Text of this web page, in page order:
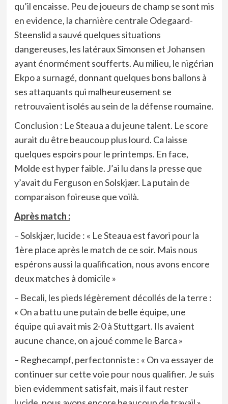
qu’il encaisse. Peu de joueurs de champ se sont mis
en evidence, la charnière centrale Odegaard-
Steenslid a sauvé quelques situations
dangereuses, les latéraux Simonsen et Johansen
ayant énormément soufferts. Au milieu, le nigérian
Ekpo a surnagé, donnant quelques bons ballons à
ses attaquants qui malheureusement se
retrouvaient isolés au sein de la défense roumaine.
Conclusion : Le Steaua a du jeune talent. Le score
aurait du être beaucoup plus lourd. Ca laisse
quelques espoirs pour le printemps. En face,
Molde est hyper faible. J’ai lu dans la presse que
y’avait du Ferguson en Solskjær. La putain de
comparaison foireuse que voilà.
Après match :
– Solskjær, lucide : « Le Steaua est favori pour la
1ère place après le match de ce soir. Mais nous
espérons aussi la qualification, nous avons encore
deux matches à domicile »
– Becali, les pieds légèrement décollés de la terre :
« On a battu une putain de belle équipe, une
équipe qui avait mis 2-0 à Stuttgart. Ils avaient
aucune chance, on a joué comme le Barca »
– Reghecampf, perfectonniste : « On va essayer de
continuer sur cette voie pour nous qualifier. Je suis
bien evidemment satisfait, mais il faut rester